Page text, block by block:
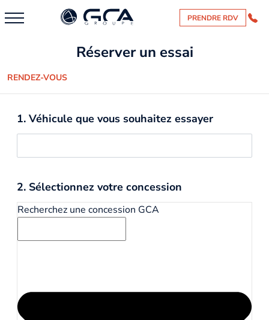
PRENDRE RDV
Réserver un essai
RENDEZ-VOUS
1. Véhicule que vous souhaitez essayer
2. Sélectionnez votre concession
Recherchez une concession GCA